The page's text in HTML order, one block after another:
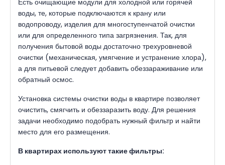
воды, те, которые подключаются к крану или
водопроводу, изделия для многоступенчатой очистки
или для определенного типа загрязнения. Так, для
получения бытовой воды достаточно трехуровневой
очистки (механическая, умягчение и устранение хлора),
а для питьевой следует добавить обеззараживание или
обратный осмос.
Установка системы очистки воды в квартире позволяет
очистить, смягчить и обеззаразить воду. Для решения
задачи необходимо подобрать нужный фильтр и найти
место для его размещения.
В квартирах используют такие фильтры: